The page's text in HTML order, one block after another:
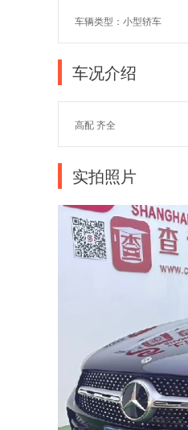
车辆类型：小型轿车
车况介绍
高配 齐全
实拍照片